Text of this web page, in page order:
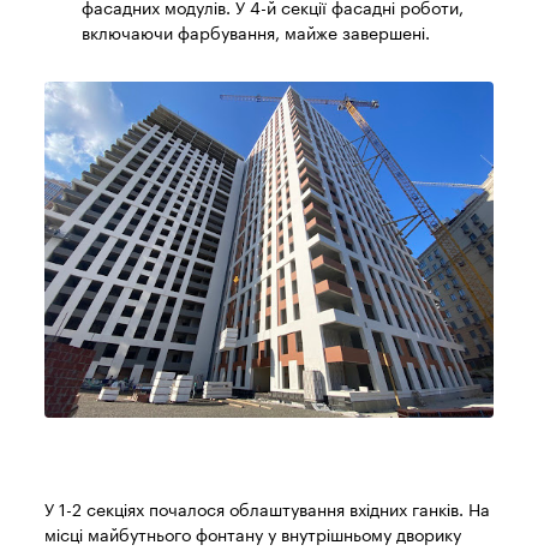
фасадних модулів. У 4-й секції фасадні роботи,
включаючи фарбування, майже завершені.
У 1-2 секціях почалося облаштування вхідних ганків. На
місці майбутнього фонтану у внутрішньому дворику